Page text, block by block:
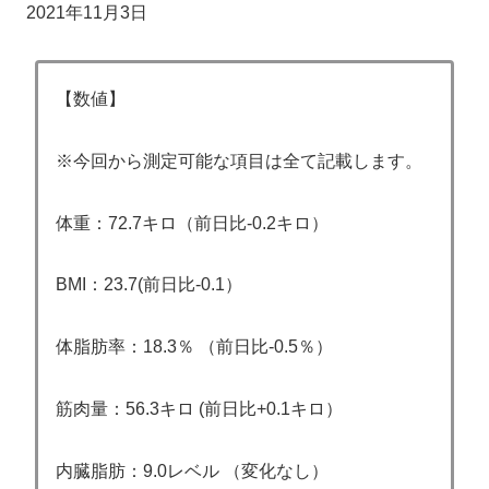
2021年11月3日
【数値】
※今回から測定可能な項目は全て記載します。
体重：72.7キロ（前日比-0.2キロ）
BMI：23.7(前日比-0.1）
体脂肪率：18.3％ （前日比-0.5％）
筋肉量：56.3キロ (前日比+0.1キロ）
内臓脂肪：9.0レベル （変化なし）